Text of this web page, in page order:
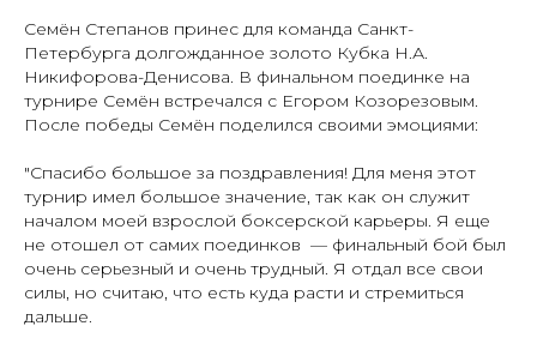
Семён Степанов принес для команда Санкт-
Петербурга долгожданное золото Кубка Н.А.
Никифорова-Денисова. В финальном поединке на
турнире Семён встречался с Егором Козорезовым.
После победы Семён поделился своими эмоциями:
"Спасибо большое за поздравления! Для меня этот
турнир имел большое значение, так как он служит
началом моей взрослой боксерской карьеры. Я еще
не отошел от самих поединков — финальный бой был
очень серьезный и очень трудный. Я отдал все свои
силы, но считаю, что есть куда расти и стремиться
дальше.